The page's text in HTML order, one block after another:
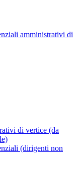
amministrativi di
di vertice (da
(dirigenti non